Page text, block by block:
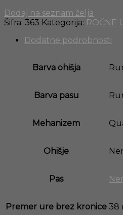
Dodaj na seznam želja
Šifra: 363 Kategorija: ROČNE
Dodatne podrobnosti
Barva ohišja
Barva pasu
Mehanizem
Ohišje
Pas
Premer ure brez kronice 38